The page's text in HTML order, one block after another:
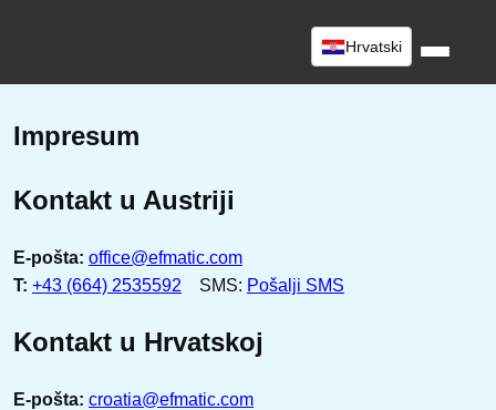
Hrvatski
Impresum
Kontakt u Austriji
E-pošta: office@efmatic.com
T: +43 (664) 2535592 SMS: Pošalji SMS
Kontakt u Hrvatskoj
E-pošta: croatia@efmatic.com